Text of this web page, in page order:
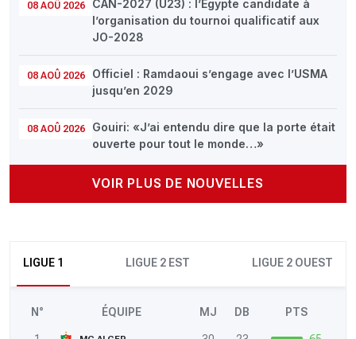
08 AOÛ 2026
CAN-2027 (U23) : l’Égypte candidate à
l’organisation du tournoi qualificatif aux
JO-2028
08 AOÛ 2026
Officiel : Ramdaoui s’engage avec l’USMA
jusqu’en 2029
08 AOÛ 2026
Gouiri: «J’ai entendu dire que la porte était
ouverte pour tout le monde…»
VOIR PLUS DE NOUVELLES
LIGUE 1 LIGUE 2 EST LIGUE 2 OUEST
N° ÉQUIPE MJ DB PTS